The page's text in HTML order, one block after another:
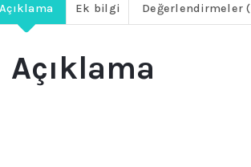
Açıklama Ek bilgi Değerlendirmeler
Açıklama